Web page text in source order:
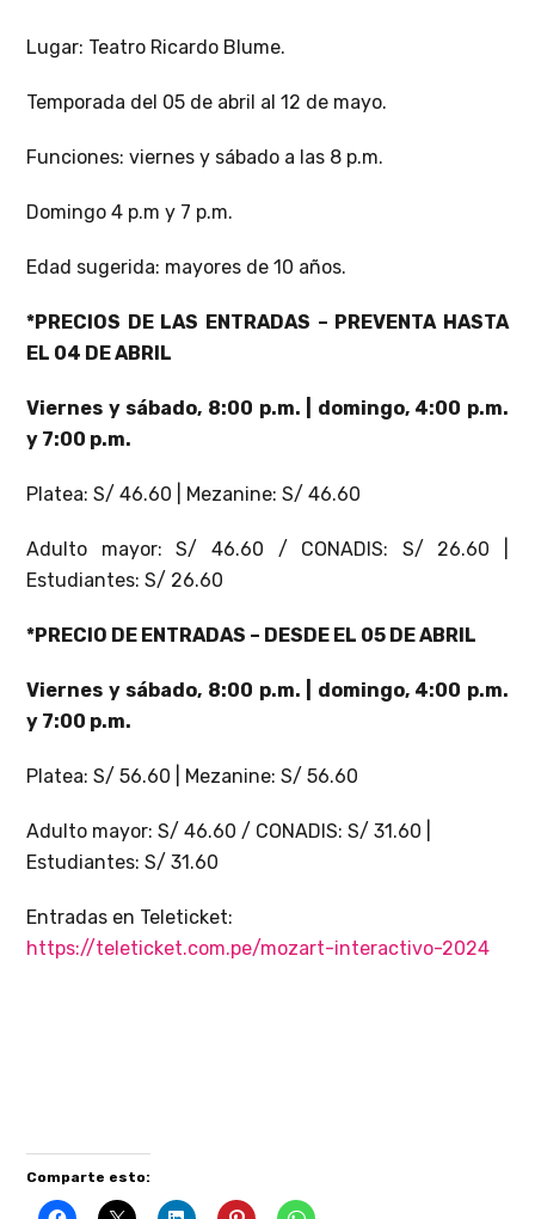
Lugar: Teatro Ricardo Blume.
Temporada del 05 de abril al 12 de mayo.
Funciones: viernes y sábado a las 8 p.m.
Domingo 4 p.m y 7 p.m.
Edad sugerida: mayores de 10 años.
*PRECIOS DE LAS ENTRADAS – PREVENTA HASTA
EL 04 DE ABRIL
Viernes y sábado, 8:00 p.m. | domingo, 4:00 p.m.
y 7:00 p.m.
Platea: S/ 46.60 | Mezanine: S/ 46.60
Adulto mayor: S/ 46.60 / CONADIS: S/ 26.60 |
Estudiantes: S/ 26.60
*PRECIO DE ENTRADAS – DESDE EL 05 DE ABRIL
Viernes y sábado, 8:00 p.m. | domingo, 4:00 p.m.
y 7:00 p.m.
Platea: S/ 56.60 | Mezanine: S/ 56.60
Adulto mayor: S/ 46.60 / CONADIS: S/ 31.60 |
Estudiantes: S/ 31.60
Entradas en Teleticket:
https://teleticket.com.pe/mozart-interactivo-2024
Comparte esto: